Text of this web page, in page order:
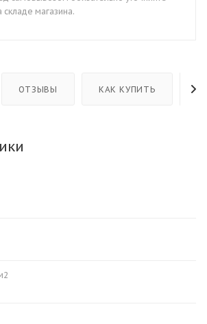
складе магазина.
ОТЗЫВЫ КАК КУПИТЬ